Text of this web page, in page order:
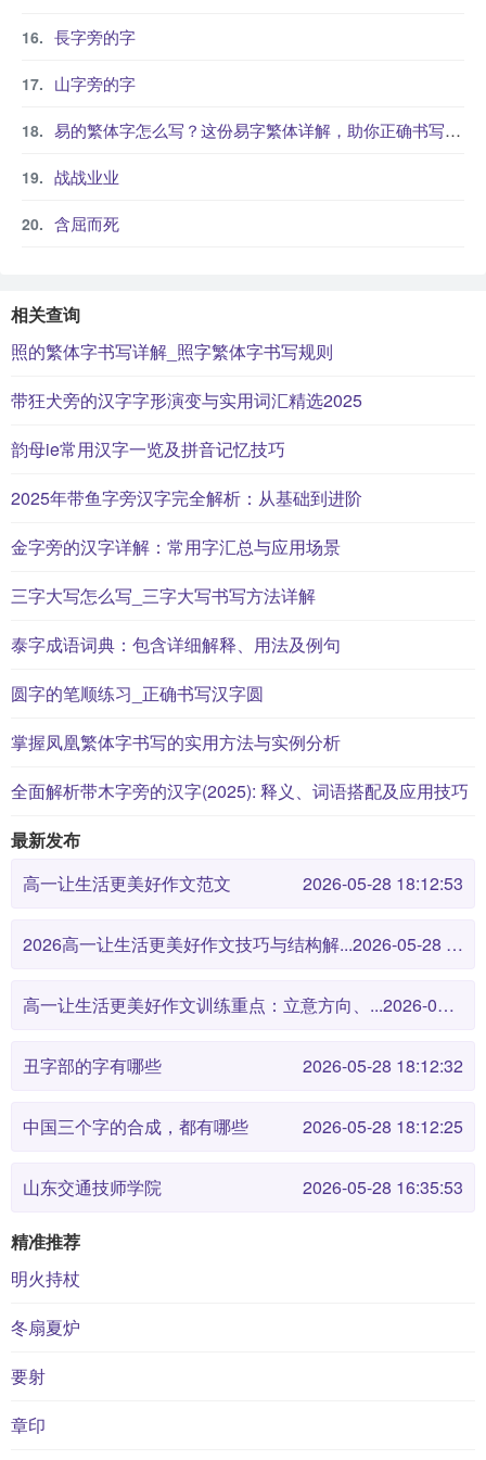
長字旁的字
山字旁的字
易的繁体字怎么写？这份易字繁体详解，助你正确书写汉字_汉字繁体学习
战战业业
含屈而死
相关查询
照的繁体字书写详解_照字繁体字书写规则
带狂犬旁的汉字字形演变与实用词汇精选2025
韵母ie常用汉字一览及拼音记忆技巧
2025年带鱼字旁汉字完全解析：从基础到进阶
金字旁的汉字详解：常用字汇总与应用场景
三字大写怎么写_三字大写书写方法详解
泰字成语词典：包含详细解释、用法及例句
圆字的笔顺练习_正确书写汉字圆
掌握凤凰繁体字书写的实用方法与实例分析
全面解析带木字旁的汉字(2025): 释义、词语搭配及应用技巧
最新发布
高一让生活更美好作文范文
2026-05-28 18:12:53
2026高一让生活更美好作文技巧与结构解... 2026-05-28 18:12:46
高一让生活更美好作文训练重点：立意方向、... 2026-05-28 18:12:38
丑字部的字有哪些 2026-05-28 18:12:32
中国三个字的合成，都有哪些 2026-05-28 18:12:25
山东交通技师学院 2026-05-28 16:35:53
精准推荐
明火持杖
冬扇夏炉
要射
章印